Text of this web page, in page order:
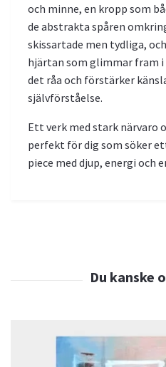
och minne, en kropp som
de abstrakta spåren
skissartade men tydliga,
hjärtan som glimmar fram i
det råa och förstärker
självförståelse.
Ett verk med stark närvaro
perfekt för dig som söker
piece med djup, energi och